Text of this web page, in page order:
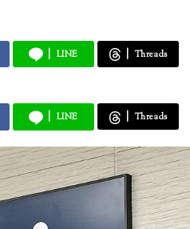
LINE Threads
LINE Threads